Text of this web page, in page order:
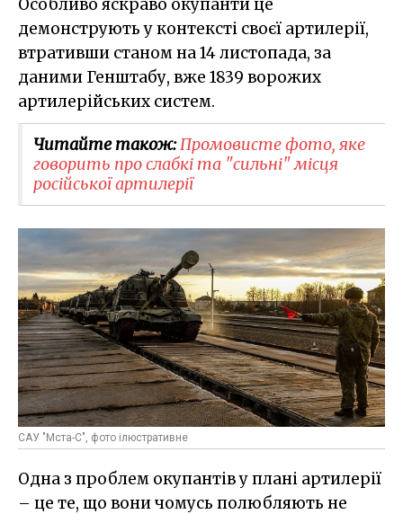
Особливо яскраво окупанти це
демонструють у контексті своєї артилерії,
втративши станом на 14 листопада, за
даними Генштабу, вже 1839 ворожих
артилерійських систем.
Читайте також:Промовисте фото, яке
говорить про слабкі та "сильні" місця
російської артилерії
САУ "Мста-С", фото ілюстративне
Одна з проблем окупантів у плані артилерії
– це те, що вони чомусь полюбляють не